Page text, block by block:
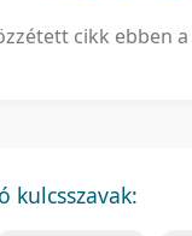
cikk ebben
kulcsszavak: